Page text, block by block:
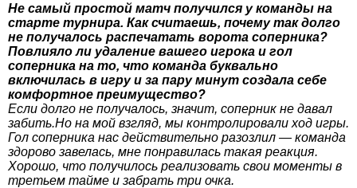
Не самый простой матч получился у команды на
старте турнира. Как считаешь, почему так долго
не получалось распечатать ворота соперника?
Повлияло ли удаление вашего игрока и гол
соперника на то, что команда буквально
включилась в игру и за пару минут создала себе
комфортное преимущество?
Если долго не получалось, значит, соперник не давал
забить.Но на мой взгляд, мы контролировали ход игры.
Гол соперника нас действительно разозлил — команда
здорово завелась, мне понравилась такая реакция.
Хорошо, что получилось реализовать свои моменты в
третьем тайме и забрать три очка.